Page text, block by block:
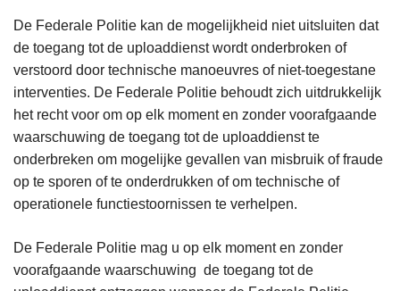
De Federale Politie kan de mogelijkheid niet uitsluiten dat
de toegang tot de uploaddienst wordt onderbroken of
verstoord door technische manoeuvres of niet-toegestane
interventies. De Federale Politie behoudt zich uitdrukkelijk
het recht voor om op elk moment en zonder voorafgaande
waarschuwing de toegang tot de uploaddienst te
onderbreken om mogelijke gevallen van misbruik of fraude
op te sporen of te onderdrukken of om technische of
operationele functiestoornissen te verhelpen.
De Federale Politie mag u op elk moment en zonder
voorafgaande waarschuwing de toegang tot de